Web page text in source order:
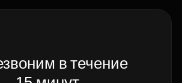
в течение